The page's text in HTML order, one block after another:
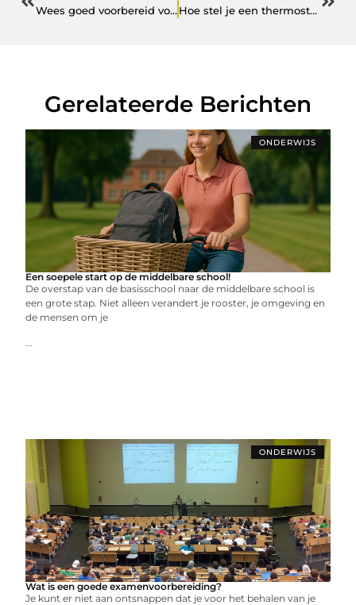
Wees goed voorbereid voor je examen Hoe stel je een thermostaat in?
Gerelateerde Berichten
ONDERWIJS
Een soepele start op de middelbare school!
De overstap van de basisschool naar de middelbare school is
een grote stap. Niet alleen verandert je rooster, je omgeving en
de mensen om je
...
ONDERWIJS
Wat is een goede examenvoorbereiding?
Je kunt er niet aan ontsnappen dat je voor het behalen van je